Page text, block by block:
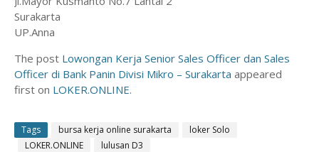
Surakarta
UP.Anna
The post Lowongan Kerja Senior Sales Officer dan Sales
Officer di Bank Panin Divisi Mikro – Surakarta appeared
first on LOKER.ONLINE.
Tags bursa kerja online surakarta
loker Solo
LOKER.ONLINE
lulusan D3